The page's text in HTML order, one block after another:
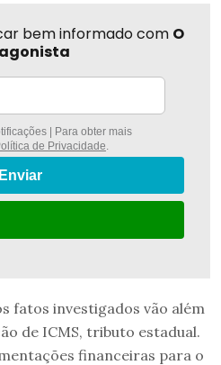
bem informado com O
| Para obter mais
de Privacidade.
Enviar
fatos investigados vão além
de ICMS, tributo estadual.
financeiras para o